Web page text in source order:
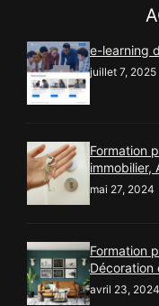
e-learning
juillet 7, 2025
Formation
immobilier,
mai 27, 2024
Formation
Décoration
avril 23, 2024